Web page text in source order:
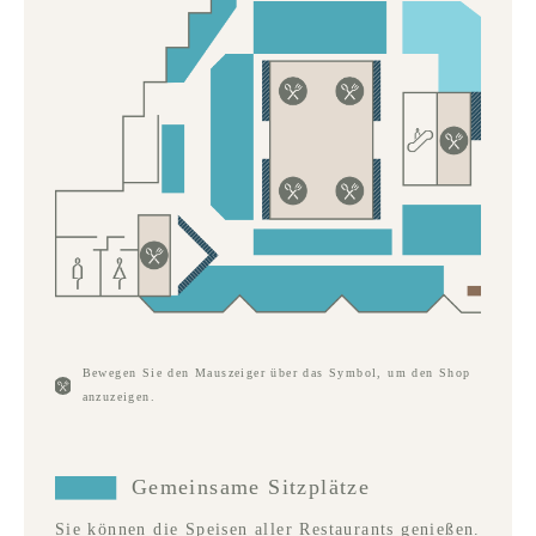
Bewegen Sie den Mauszeiger über das Symbol, um den Shop
anzuzeigen.
Gemeinsame Sitzplätze
Sie können die Speisen aller Restaurants genießen.